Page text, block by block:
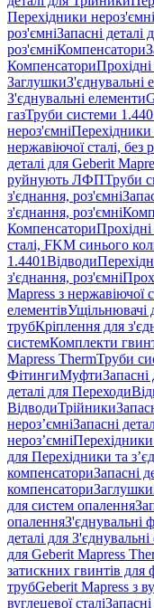
Перехідники нероз'ємні
роз'ємніЗапасні деталі
роз'ємніКомпенсатори
Компенсатори
ЗаглушкиЗ'єднувальні
З'єднувальні елементи
газТруби системи
нероз'ємніПерехідники
нержавіючої сталі,
деталі для Geberit
руйнують ЛФПТруби
з'єднання, роз'ємні
з'єднання, роз'ємні
Компенсатори
сталі, FKM синього
1.4401Відводи
з'єднання, роз'ємні
Mapress з нержавіючої
елементівУщільнювачі
трубКріплення для
системКомплекти
Mapress ThermТруби
ФітингиМуфти
деталі для Переходи
ВідводиТрійники
нероз’ємніЗапасні
нероз’ємніПерехідники
для Перехідники та
компенсаториЗапасні
компенсаториЗаглушки
для систем опалення
опаленняЗ'єднувальні
деталі для
для Geberit Mapress
затискних гвинтів для
трубGeberit Mapress з
вуглецевої сталі